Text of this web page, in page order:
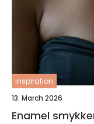
inspiration
13. March 2026
Enamel smykker fargerike smykker med